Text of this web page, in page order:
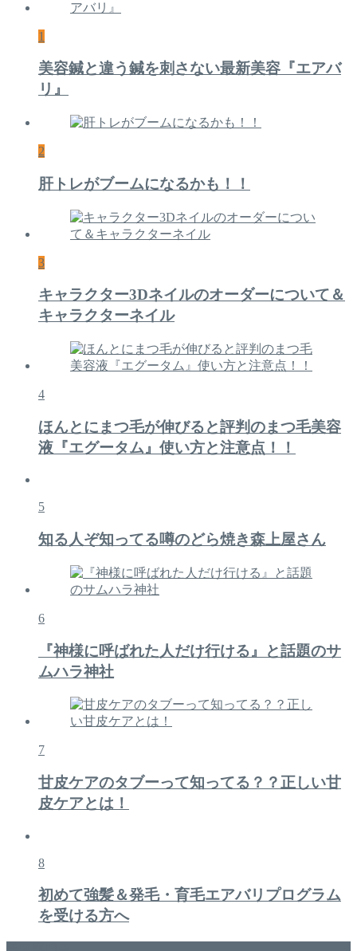
1
美容鍼と違う鍼を刺さない最新美容『エアバ
リ』
2
肝トレがブームになるかも！！
3
キャラクター3Dネイルのオーダーについて＆
キャラクターネイル
4
ほんとにまつ毛が伸びると評判のまつ毛美容
液『エグータム』使い方と注意点！！
5
知る人ぞ知ってる噂のどら焼き森上屋さん
6
『神様に呼ばれた人だけ行ける』と話題のサ
ムハラ神社
7
甘皮ケアのタブーって知ってる？？正しい甘
皮ケアとは！
8
初めて強髪＆発毛・育毛エアバリプログラム
を受ける方へ